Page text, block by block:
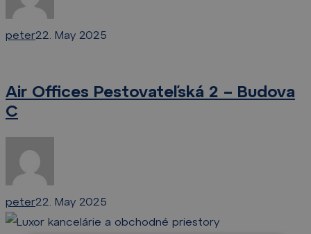
peter22. May 2025
Pestovateľská
2
–
Budova
Air Offices Pestovateľská 2 – Budova
C
peter22. May 2025
Luxor